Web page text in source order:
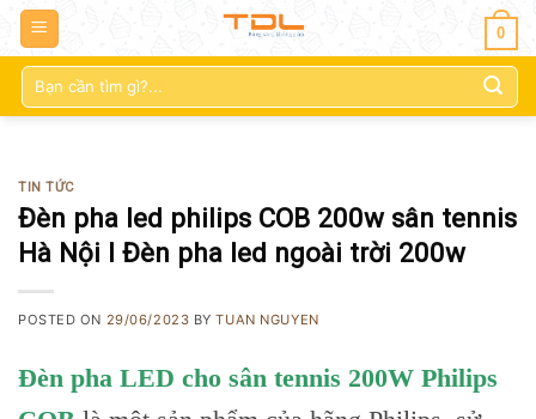
0
Tìm
kiếm:
TIN TỨC
Đèn pha led philips COB 200w sân tennis
Hà Nội l Đèn pha led ngoài trời 200w
POSTED ON 29/06/2023 BYTUAN NGUYEN
Đèn pha LED cho sân tennis 200W Philips